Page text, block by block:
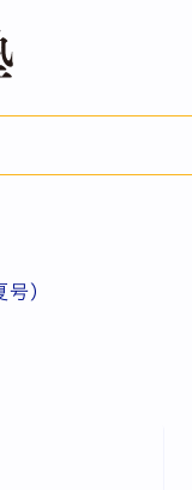
牽引、世界選手権
）